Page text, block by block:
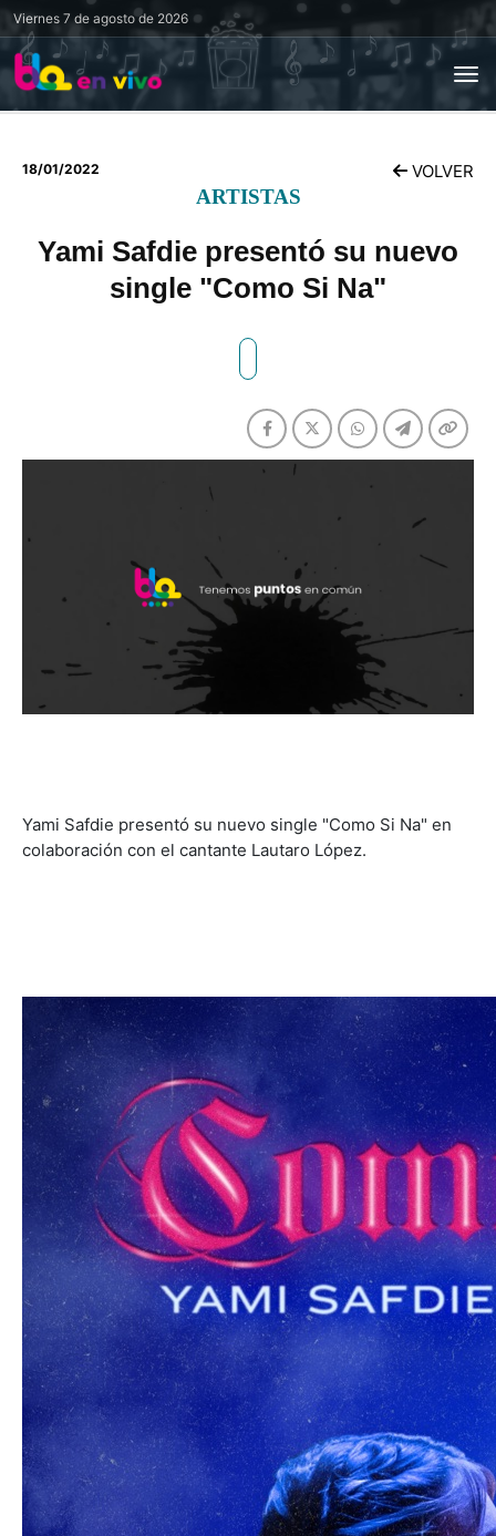
Viernes 7 de agosto de 2026
18/01/2022 VOLVER
ARTISTAS
Yami Safdie presentó su nuevo
single "Como Si Na"
Yami Safdie presentó su nuevo single "Como Si Na" en
colaboración con el cantante Lautaro López.